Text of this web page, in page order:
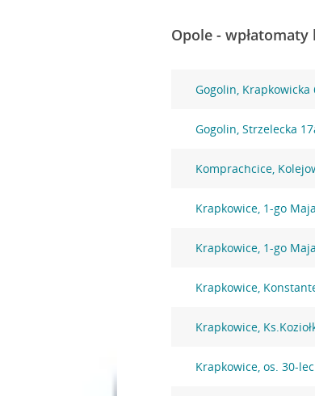
Opole -
Gogolin, Krapkowicka
Gogolin, Strzelecka
Komprachcice,
Krapkowice, 1-go
Krapkowice, 1-go
Krapkowice,
Krapkowice,
Krapkowice, os. 30-